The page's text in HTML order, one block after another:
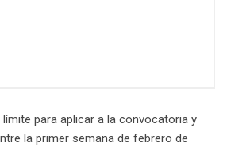
para aplicar a la convocatoria y
la primer semana de febrero de